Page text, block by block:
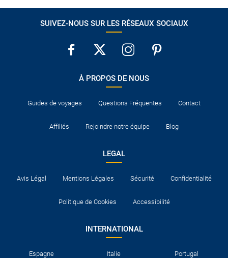
SUIVEZ-NOUS SUR LES RÉSEAUX SOCIAUX
À PROPOS DE NOUS
Guides de voyages Questions Fréquentes Contact
Affiliés Rejoindre notre équipe Blog
LEGAL
Avis Légal Mentions Légales Sécurité Confidentialité
Politique de Cookies Accessibilité
INTERNATIONAL
Espagne Italie Portugal